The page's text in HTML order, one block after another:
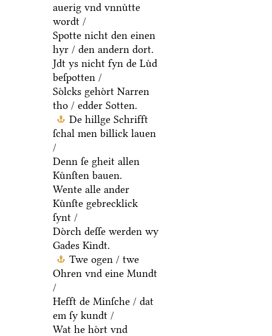
auerig vnd vnnuͤtte
wordt /
Spotte nicht den einen
hyr / den andern dort.
Jdt ys nicht fyn de Luͤd
beſpotten /
Soͤlcks gehoͤrt Narren
tho / edder Sotten.
De hillge Schrifft
ſchal men billick lauen
/
Denn ſe gheit allen
Kuͤnſten bauen.
Wente alle ander
Kuͤnſte gebrecklick
ſynt /
Doͤrch deſſe werden wy
Gades Kindt.
Twe ogen / twe
Ohren vnd eine Mundt
/
Hefft de Minſche / dat
em ſy kundt /
Wat he hoͤrt vnd